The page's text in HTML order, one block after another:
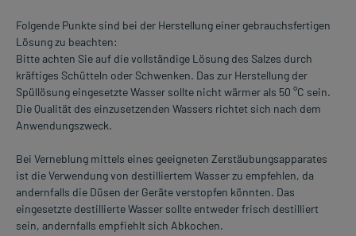
Folgende Punkte sind bei der Herstellung einer gebrauchsfertigen
Lösung zu beachten:
Bitte achten Sie auf die vollständige Lösung des Salzes durch
kräftiges Schütteln oder Schwenken. Das zur Herstellung der
Spüllösung eingesetzte Wasser sollte nicht wärmer als 50 °C sein.
Die Qualität des einzusetzenden Wassers richtet sich nach dem
Anwendungszweck.
Bei Verneblung mittels eines geeigneten Zerstäubungsapparates
ist die Verwendung von destilliertem Wasser zu empfehlen, da
andernfalls die Düsen der Geräte verstopfen könnten. Das
eingesetzte destillierte Wasser sollte entweder frisch destilliert
sein, andernfalls empfiehlt sich Abkochen.